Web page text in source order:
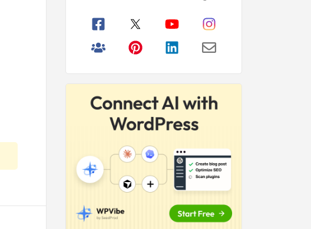
principale